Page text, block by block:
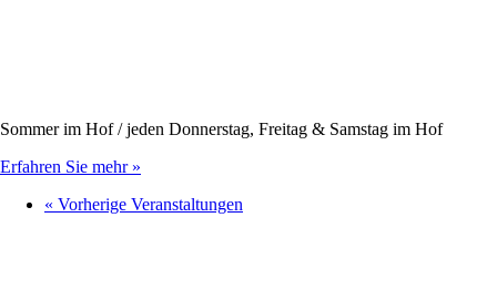
Sommer im Hof / jeden Donnerstag, Freitag & Samstag im Hof
Erfahren Sie mehr »
« Vorherige Veranstaltungen